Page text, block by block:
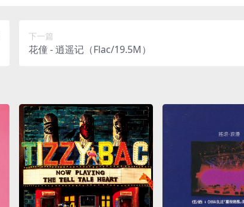
下一篇
花僮 - 逍遥记（Flac/19.5M）